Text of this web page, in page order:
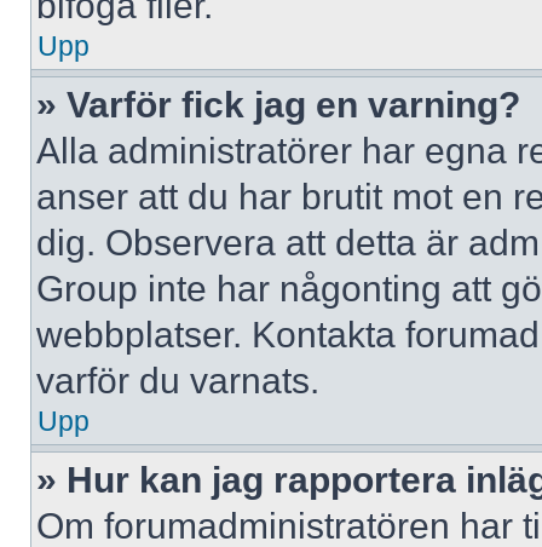
Upp
» Varför fick jag en varning?
Alla administratörer har egna
anser att du har brutit mot en
dig. Observera att detta är
Group inte har någonting att
webbplatser. Kontakta
varför du varnats.
Upp
» Hur kan jag rapportera
Om forumadministratören har